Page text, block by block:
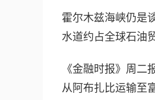
霍尔木兹海峡仍是
水道约占全球石油
《金融时报》周
从阿布扎比运输至